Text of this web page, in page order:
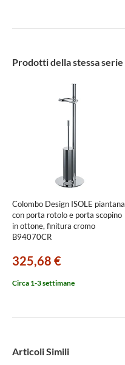
Prodotti della stessa serie
Colombo Design ISOLE piantana
con porta rotolo e porta scopino
in ottone, finitura cromo
B94070CR
325,68 €
Circa 1-3 settimane
Articoli Simili